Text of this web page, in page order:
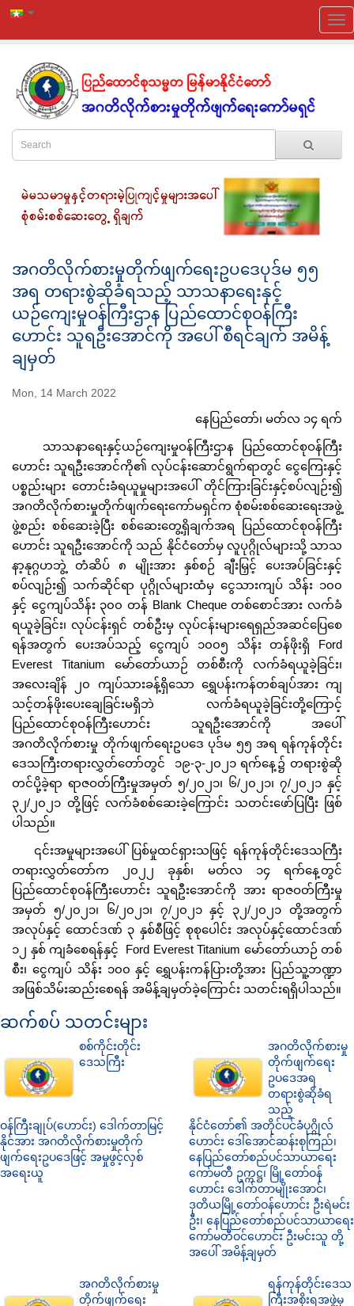
အဂတိလိုက်စားမှုတိုက်ဖျက်ရေးဥပဒေပုဒ်မ ၅၅
အရ တရားစွဲဆိုခံရသည့် သာသနာရေးနှင့်
ယဉ်ကျေးမှုဝန်ကြီးဌာန ပြည်ထောင်စုဝန်ကြီး
ဟောင်း သူရဦးအောင်ကို အပေါ် စီရင်ချက် အမိန့်
ချမှတ်
Mon, 14 March 2022
နေပြည်တော်၊ မတ်လ ၁၄ ရက်
သာသနာရေးနှင့်ယဉ်ကျေးမှုဝန်ကြီးဌာန ပြည်ထောင်စုဝန်ကြီး
ဟောင်း သူရဦးအောင်ကို၏ လုပ်ငန်းဆောင်ရွက်ရာတွင် ငွေကြေးနှင့်
ပစ္စည်းများ တောင်းခံရယူမှုများအပေါ် တိုင်ကြားခြင်းနှင့်စပ်လျဉ်း၍
အဂတိလိုက်စားမှုတိုက်ဖျက်ရေးကော်မရှင်က စုံစမ်းစစ်ဆေးရေးအဖွဲ့
ဖွဲ့စည်း စစ်ဆေးခဲ့ပြီး စစ်ဆေးတွေ့ရှိချက်အရ ပြည်ထောင်စုဝန်ကြီး
ဟောင်း သူရဦးအောင်ကို သည် နိုင်ငံတော်မှ လူပုဂ္ဂိုလ်များသို့ သာသ
နာ့နုဂ္ဂဟဘွဲ့ တံဆိပ် ၈ မျိုးအား နှစ်စဉ် ချီးမြှင့် ပေးအပ်ခြင်းနှင့်
စပ်လျဉ်း၍ သက်ဆိုင်ရာ ပုဂ္ဂိုလ်များထံမှ ငွေသားကျပ် သိန်း ၁၀၀
နှင့် ငွေကျပ်သိန်း ၃၀၀ တန် Blank Cheque တစ်စောင်အား လက်ခံ
ရယူခဲ့ခြင်း၊ လုပ်ငန်းရှင် တစ်ဦးမှ လုပ်ငန်းများရေရှည်အဆင်ပြေစေ
ရန်အတွက် ပေးအပ်သည့် ငွေကျပ် ၁၀၀၅ သိန်း တန်ဖိုးရှိ Ford
Everest Titanium မော်တော်ယာဉ် တစ်စီးကို လက်ခံရယူခဲ့ခြင်း၊
အလေးချိန် ၂၀ ကျပ်သားခန့်ရှိသော ရွှေပန်းကန်တစ်ချပ်အား ကျ
သင့်တန်ဖိုးပေးချေခြင်းမရှိဘဲ လက်ခံရယူခဲ့ခြင်းတို့ကြောင့်
ပြည်ထောင်စုဝန်ကြီးဟောင်း သူရဦးအောင်ကို အပေါ်
အဂတိလိုက်စားမှု တိုက်ဖျက်ရေးဥပဒေ ပုဒ်မ ၅၅ အရ ရန်ကုန်တိုင်း
ဒေသကြီးတရားလွှတ်တော်တွင် ၁၉-၃-၂၀၂၁ ရက်နေ့၌ တရားစွဲဆို
တင်ပို့ခဲ့ရာ ရာဇဝတ်ကြီးမှုအမှတ် ၅/၂၀၂၁၊ ၆/၂၀၂၁၊ ၇/၂၀၂၁ နှင့်
၃၂/၂၀၂၁ တို့ဖြင့် လက်ခံစစ်ဆေးခဲ့ကြောင်း သတင်းဖော်ပြပြီး ဖြစ်
ပါသည်။
၎င်းအမှုများအပေါ် ပြစ်မှုထင်ရှားသဖြင့် ရန်ကုန်တိုင်းဒေသကြီး
တရားလွှတ်တော်က ၂၀၂၂ ခုနှစ်၊ မတ်လ ၁၄ ရက်နေ့တွင်
ပြည်ထောင်စုဝန်ကြီးဟောင်း သူရဦးအောင်ကို အား ရာဇဝတ်ကြီးမှု
အမှတ် ၅/၂၀၂၁၊ ၆/၂၀၂၁၊ ၇/၂၀၂၁ နှင့် ၃၂/၂၀၂၁ တို့အတွက်
အလုပ်နှင့် ထောင်ဒဏ် ၃ နှစ်စီဖြင့် စုစုပေါင်း အလုပ်နှင့်ထောင်ဒဏ်
၁၂ နှစ် ကျခံစေရန်နှင့် Ford Everest Titanium မော်တော်ယာဉ် တစ်
စီး၊ ငွေကျပ် သိန်း ၁၀၀ နှင့် ရွှေပန်းကန်ပြားတို့အား ပြည်သူ့ဘဏ္ဍာ
အဖြစ်သိမ်းဆည်းစေရန် အမိန့်ချမှတ်ခဲ့ကြောင်း သတင်းရရှိပါသည်။
ဆက်စပ် သတင်းများ
စစ်ကိုင်းတိုင်း
ဒေသကြီး
ဝန်ကြီးချုပ်(ဟောင်း) ဒေါက်တာမြင့်
နိုင်အား အဂတိလိုက်စားမှုတိုက်
ဖျက်ရေးဥပဒေဖြင့် အမှုဖွင့်လှစ်
အရေးယူ
အဂတိလိုက်စားမှု
တိုက်ဖျက်ရေး
ဥပဒေအရ
တရားစွဲဆိုခံရ
သည့်
နိုင်ငံတော်၏ အတိုင်ပင်ခံပုဂ္ဂိုလ်
ဟောင်း ဒေါ်အောင်ဆန်းစုကြည်၊
နေပြည်တော်စည်ပင်သာယာရေး
ကော်မတီ ဥက္ကဋ္ဌ၊ မြို့တော်ဝန်
ဟောင်း ဒေါက်တာမျိုးအောင်၊
ဒုတိယမြို့တော်ဝန်ဟောင်း ဦးရဲမင်း
ဦး၊ နေပြည်တော်စည်ပင်သာယာရေး
ကော်မတီဝင်ဟောင်း ဦးမင်းသူ တို့
အပေါ် အမိန့်ချမှတ်
အဂတိလိုက်စားမှု
တိုက်ဖျက်ရေး
ရန်ကုန်တိုင်းဒေသ
ကြီးအစိုးရအဖွဲ့မှ